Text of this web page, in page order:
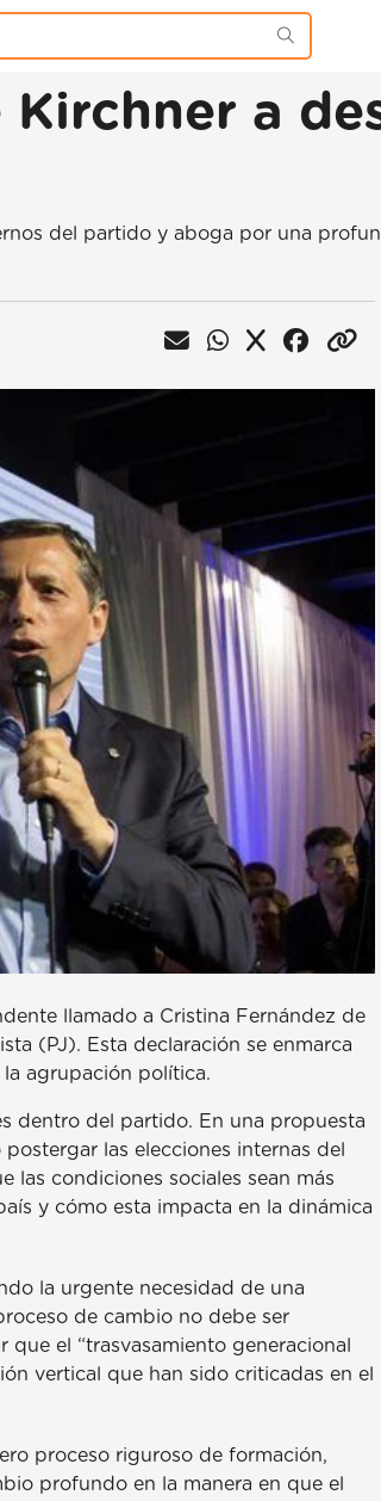
a
del partido y aboga por una
llamado a Cristina Fernández de
(PJ). Esta declaración se enmarca
agrupación política.
dentro del partido. En una propuesta
las elecciones internas del
las condiciones sociales sean más
y cómo esta impacta en la dinámica
la urgente necesidad de una
de cambio no debe ser
el “trasvasamiento generacional
vertical que han sido criticadas en el
proceso riguroso de formación,
profundo en la manera en que el